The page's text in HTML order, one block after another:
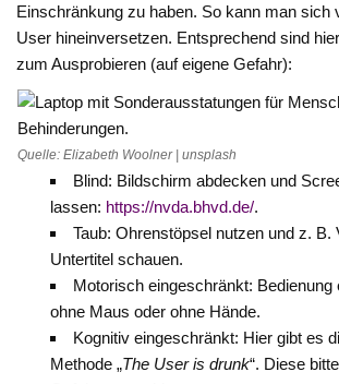
Einschränkung zu haben. So kann man sich
User hineinversetzen. Entsprechend sind
zum Ausprobieren (auf eigene Gefahr):
Quelle: Elizabeth Woolner | unsplash
Blind: Bildschirm abdecken und
lassen: https://nvda.bhvd.de/.
Taub: Ohrenstöpsel nutzen und z. B.
Untertitel schauen.
Motorisch eingeschränkt: Bedienung
ohne Maus oder ohne Hände.
Kognitiv eingeschränkt: Hier gibt es
Methode „The User is drunk“. Diese